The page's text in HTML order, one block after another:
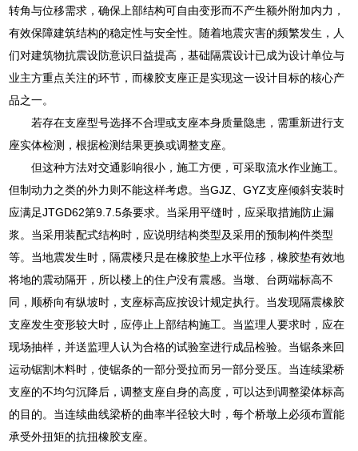
转角与位移需求，确保上部结构可自由变形而不产生额外附加内力，
有效保障建筑结构的稳定性与安全性。随着地震灾害的频繁发生，人
们对建筑物抗震设防意识日益提高，基础隔震设计已成为设计单位与
业主方重点关注的环节，而橡胶支座正是实现这一设计目标的核心产
品之一。
若存在支座型号选择不合理或支座本身质量隐患，需重新进行支
座实体检测，根据检测结果更换或调整支座。
但这种方法对交通影响很小，施工方便，可采取流水作业施工。
但制动力之类的外力则不能这样考虑。当GJZ、GYZ支座倾斜安装时
应满足JTGD62第9.7.5条要求。当采用平缝时，应采取措施防止漏
浆。当采用装配式结构时，应说明结构类型及采用的预制构件类型
等。当地震发生时，隔震楼只是在橡胶垫上水平位移，橡胶垫有效地
将地的震动隔开，所以楼上的住户没有震感。当墩、台两端标高不
同，顺桥向有纵坡时，支座标高应按设计规定执行。当发现隔震橡胶
支座发生变形较大时，应停止上部结构施工。当监理人要求时，应在
现场抽样，并送监理人认为合格的试验室进行成品检验。当锯条来回
运动锯割木料时，使锯条的一部分受拉而另一部分受压。当连续梁桥
支座的不均匀沉降后，调整支座自身的高度，可以达到调整梁体标高
的目的。当连续曲线梁桥的曲率半径较大时，每个桥墩上必须布置能
承受外扭矩的抗扭橡胶支座。